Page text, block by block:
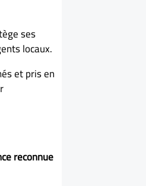
ses
locaux.
et pris en
reconnue